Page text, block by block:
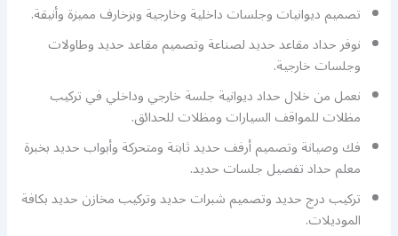
تصميم ديوانيات وجلسات داخلية وخارجية وبزخارف مميزة وأنيقة.
نوفر حداد مقاعد حديد لصناعة وتصميم مقاعد حديد وطاولات
وجلسات خارجية.
نعمل من خلال حداد ديوانية جلسة خارجي وداخلي في تركيب
مظلات للمواقف السيارات ومظلات للحدائق.
فك وصيانة وتصميم أرفف حديد ثابتة ومتحركة وأبواب حديد بخبرة
معلم حداد تفصيل جلسات حديد.
تركيب درج حديد وتصميم شبرات حديد وتركيب مخازن حديد بكافة
الموديلات.